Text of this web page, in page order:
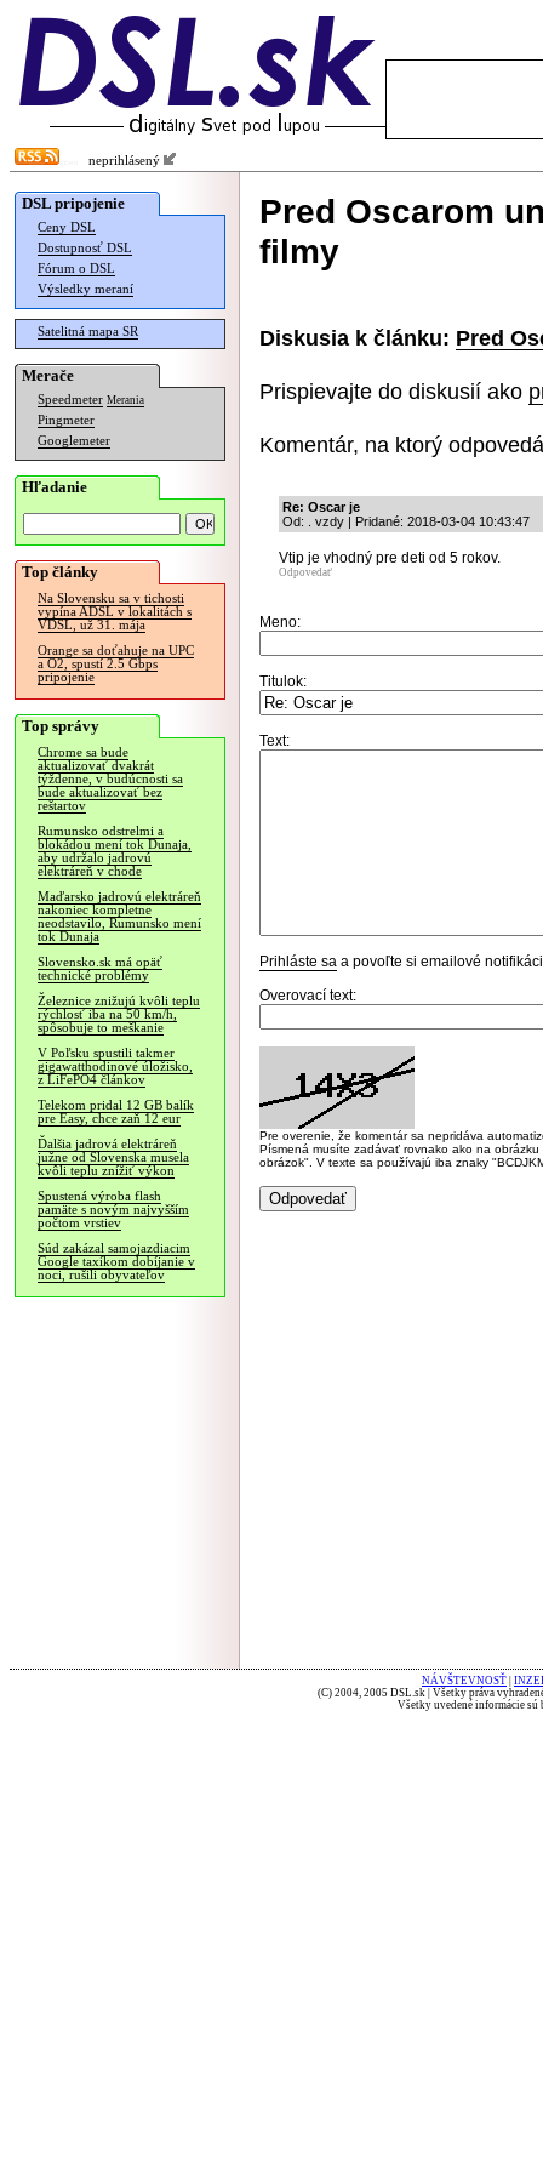
neprihlásený
DSL pripojenie
Ceny DSL
Dostupnosť DSL
Fórum o DSL
Výsledky meraní
Satelitná mapa SR
Merače
Speedmeter Merania
Pingmeter
Googlemeter
Hľadanie
Top články
Na Slovensku sa v tichosti
vypína ADSL v lokalitách s
VDSL, už 31. mája
Orange sa doťahuje na UPC
a O2, spustí 2.5 Gbps
pripojenie
Top správy
Chrome sa bude
aktualizovať dvakrát
týždenne, v budúcnosti sa
bude aktualizovať bez
reštartov
Rumunsko odstrelmi a
blokádou mení tok Dunaja,
aby udržalo jadrovú
elektráreň v chode
Maďarsko jadrovú elektráreň
nakoniec kompletne
neodstavilo, Rumunsko mení
tok Dunaja
Slovensko.sk má opäť
technické problémy
Železnice znižujú kvôli teplu
rýchlosť iba na 50 km/h,
spôsobuje to meškanie
V Poľsku spustili takmer
gigawatthodinové úložisko,
z LiFePO4 článkov
Telekom pridal 12 GB balík
pre Easy, chce zaň 12 eur
Ďalšia jadrová elektráreň
južne od Slovenska musela
kvôli teplu znížiť výkon
Spustená výroba flash
pamäte s novým najvyšším
počtom vrstiev
Súd zakázal samojazdiacim
Google taxíkom dobíjanie v
noci, rušili obyvateľov
Pred Oscarom
filmy
Diskusia k článku: Pred
Prispievajte do diskusií ako
Komentár, na ktorý
Re: Oscar je
Od: . vzdy | Pridané: 2018-03-04 10:43:47
Vtip je vhodný pre deti od 5 rokov.
Odpovedať
Meno:
Titulok:
Text:
Prihláste sa a povoľte si emailové
Overovací text:
Pre overenie, že komentár sa nepridáva
Písmená musíte zadávať rovnako ako na
obrázok". V texte sa používajú iba znaky
NÁVŠTEVNOSŤ
(C) 2004, 2005 DSL.sk | Všetky práva
Všetky uvedené informácie sú